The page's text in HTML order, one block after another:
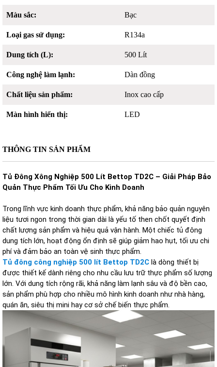
THÔNG TIN SẢN PHẨM
Tủ Đông Xông Nghiệp 500 Lít Bettop TD2C – Giải Pháp Bảo
Quản Thực Phẩm Tối Ưu Cho Kinh Doanh
Trong lĩnh vực kinh doanh thực phẩm, khả năng bảo quản nguyên
liệu tươi ngon trong thời gian dài là yếu tố then chốt quyết định
chất lượng sản phẩm và hiệu quả vận hành. Một chiếc tủ đông
dung tích lớn, hoạt động ổn định sẽ giúp giảm hao hụt, tối ưu chi
phí và đảm bảo an toàn vệ sinh thực phẩm.
Tủ đông công nghiệp 500 lít Bettop TD2C là dòng thiết bị
được thiết kế dành riêng cho nhu cầu lưu trữ thực phẩm số lượng
lớn. Với dung tích rộng rãi, khả năng làm lạnh sâu và độ bền cao,
sản phẩm phù hợp cho nhiều mô hình kinh doanh như nhà hàng,
quán ăn, siêu thị mini hay cơ sở chế biến thực phẩm.
Màu sắc: Bạc
Loại gas sử dụng: R134a
Dung tích (L): 500 Lít
Công nghệ làm lạnh: Dàn đồng
Chất liệu sản phẩm: Inox cao cấp
Màn hình hiển thị: LED